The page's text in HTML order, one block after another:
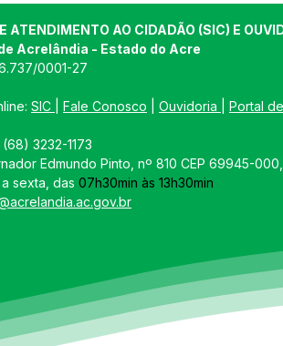
ATENDIMENTO AO CIDADÃO (SIC) E
Acrelândia - Estado do Acre
0001-27
SIC Fale Conosco Ouvidoria Portal
(68) 3232-1173
Edmundo Pinto, nº 810 CEP 69945-
sexta, das 07h30min às 13h30min